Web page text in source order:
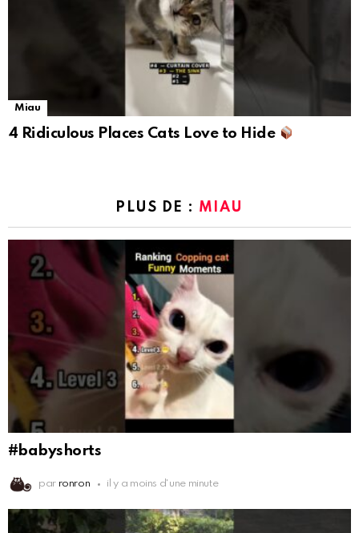
Miau
4 Ridiculous Places Cats Love to Hide
PLUS DE : MIAU
#babyshorts
par ronron il y a moins d'une minute